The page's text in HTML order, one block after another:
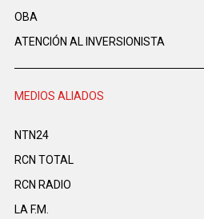
OBA
ATENCIÓN AL INVERSIONISTA
MEDIOS ALIADOS
NTN24
RCN TOTAL
RCN RADIO
LA F.M.